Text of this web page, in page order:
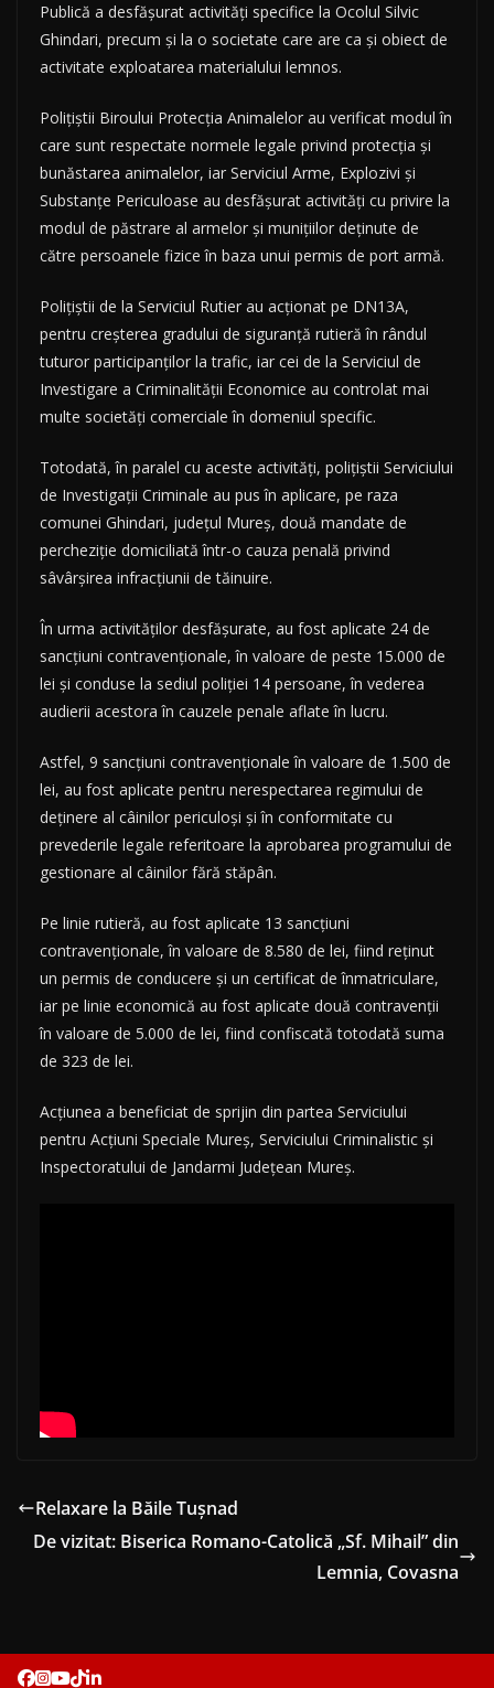
Publică a desfășurat activități specifice la Ocolul Silvic
Ghindari, precum și la o societate care are ca și obiect de
activitate exploatarea materialului lemnos.
Polițiștii Biroului Protecția Animalelor au verificat modul în
care sunt respectate normele legale privind protecția și
bunăstarea animalelor, iar Serviciul Arme, Explozivi și
Substanțe Periculoase au desfășurat activități cu privire la
modul de păstrare al armelor și munițiilor deținute de
către persoanele fizice în baza unui permis de port armă.
Polițiștii de la Serviciul Rutier au acționat pe DN13A,
pentru creșterea gradului de siguranță rutieră în rândul
tuturor participanților la trafic, iar cei de la Serviciul de
Investigare a Criminalității Economice au controlat mai
multe societăți comerciale în domeniul specific.
Totodată, în paralel cu aceste activități, polițiștii Serviciului
de Investigații Criminale au pus în aplicare, pe raza
comunei Ghindari, județul Mureș, două mandate de
percheziție domiciliată într-o cauza penală privind
sâvârșirea infracțiunii de tăinuire.
În urma activităților desfășurate, au fost aplicate 24 de
sancțiuni contravenționale, în valoare de peste 15.000 de
lei și conduse la sediul poliției 14 persoane, în vederea
audierii acestora în cauzele penale aflate în lucru.
Astfel, 9 sancțiuni contravenționale în valoare de 1.500 de
lei, au fost aplicate pentru nerespectarea regimului de
deținere al câinilor periculoși și în conformitate cu
prevederile legale referitoare la aprobarea programului de
gestionare al câinilor fără stăpân.
Pe linie rutieră, au fost aplicate 13 sancțiuni
contravenționale, în valoare de 8.580 de lei, fiind reținut
un permis de conducere și un certificat de înmatriculare,
iar pe linie economică au fost aplicate două contravenții
în valoare de 5.000 de lei, fiind confiscată totodată suma
de 323 de lei.
Acțiunea a beneficiat de sprijin din partea Serviciului
pentru Acțiuni Speciale Mureș, Serviciului Criminalistic și
Inspectoratului de Jandarmi Județean Mureș.
Relaxare la Băile Tușnad
De vizitat: Biserica Romano-Catolică „Sf. Mihail” din
Lemnia, Covasna